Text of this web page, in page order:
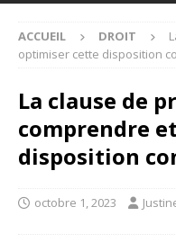
ACCUEIL DROIT
optimiser cette disposition
La clause de
comprendre
disposition
octobre 1, 2023